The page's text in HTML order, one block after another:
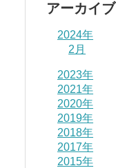
アーカイブ
2024年
2月
2023年
2021年
2020年
2019年
2018年
2017年
2015年